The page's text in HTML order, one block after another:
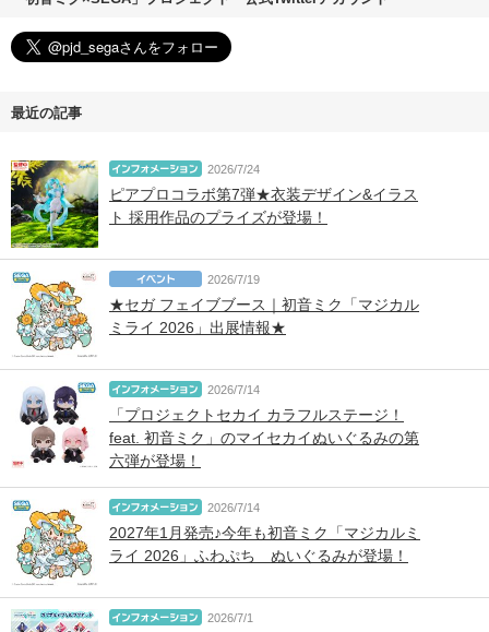
最近の記事
2026/7/24
ピアプロコラボ第7弾★衣装デザイン&イラス
ト 採用作品のプライズが登場！
2026/7/19
★セガ フェイブブース｜初音ミク「マジカル
ミライ 2026」出展情報★
2026/7/14
「プロジェクトセカイ カラフルステージ！
feat. 初音ミク」のマイセカイぬいぐるみの第
六弾が登場！
2026/7/14
2027年1月発売♪今年も初音ミク「マジカルミ
ライ 2026」ふわぷち ぬいぐるみが登場！
2026/7/1